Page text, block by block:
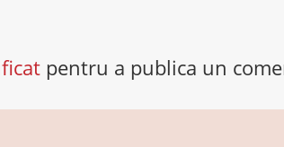
pentru a publica un